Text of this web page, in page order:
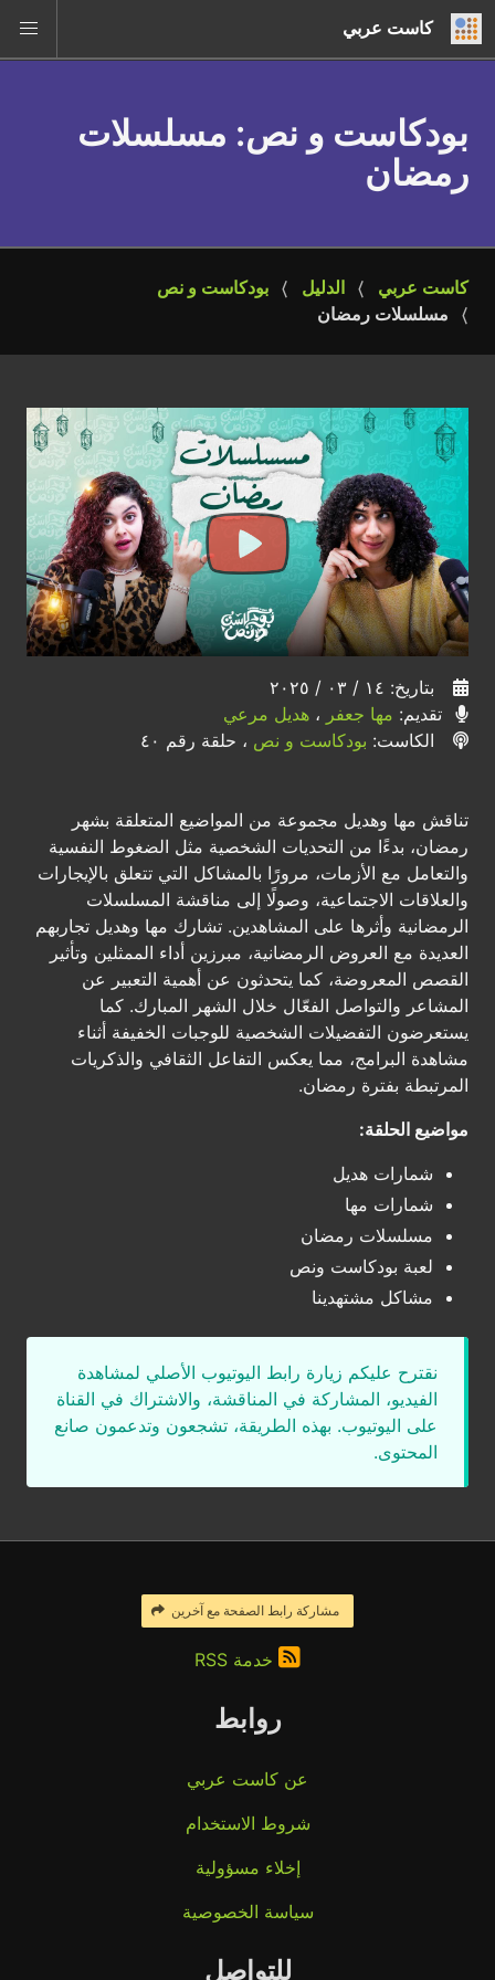
كاست عربي
بودكاست و نص: مسلسلات
رمضان
كاست عربي الدليل
بودكاست و نص
مسلسلات رمضان
بتاريخ: ١٤ / ٠٣ / ٢٠٢٥
تقديم: مها جعفر ، هديل مرعي
الكاست: بودكاست و نص ، حلقة رقم ٤٠
تناقش مها وهديل مجموعة من المواضيع المتعلقة بشهر
رمضان، بدءًا من التحديات الشخصية مثل الضغوط النفسية
والتعامل مع الأزمات، مرورًا بالمشاكل التي تتعلق بالإيجارات
والعلاقات الاجتماعية، وصولًا إلى مناقشة المسلسلات
الرمضانية وأثرها على المشاهدين. تشارك مها وهديل تجاربهم
العديدة مع العروض الرمضانية، مبرزين أداء الممثلين وتأثير
القصص المعروضة، كما يتحدثون عن أهمية التعبير عن
المشاعر والتواصل الفعّال خلال الشهر المبارك. كما
يستعرضون التفضيلات الشخصية للوجبات الخفيفة أثناء
مشاهدة البرامج، مما يعكس التفاعل الثقافي والذكريات
المرتبطة بفترة رمضان.
مواضيع الحلقة:
شمارات هديل
شمارات مها
مسلسلات رمضان
لعبة بودكاست ونص
مشاكل مشتهدينا
نقترح عليكم زيارة رابط اليوتيوب الأصلي لمشاهدة
الفيديو، المشاركة في المناقشة، والاشتراك في القناة
على اليوتيوب. بهذه الطريقة، تشجعون وتدعمون صانع
المحتوى.
مشاركة رابط الصفحة مع آخرين
خدمة RSS
روابط
عن كاست عربي
شروط الاستخدام
إخلاء مسؤولية
سياسة الخصوصية
للتواصل